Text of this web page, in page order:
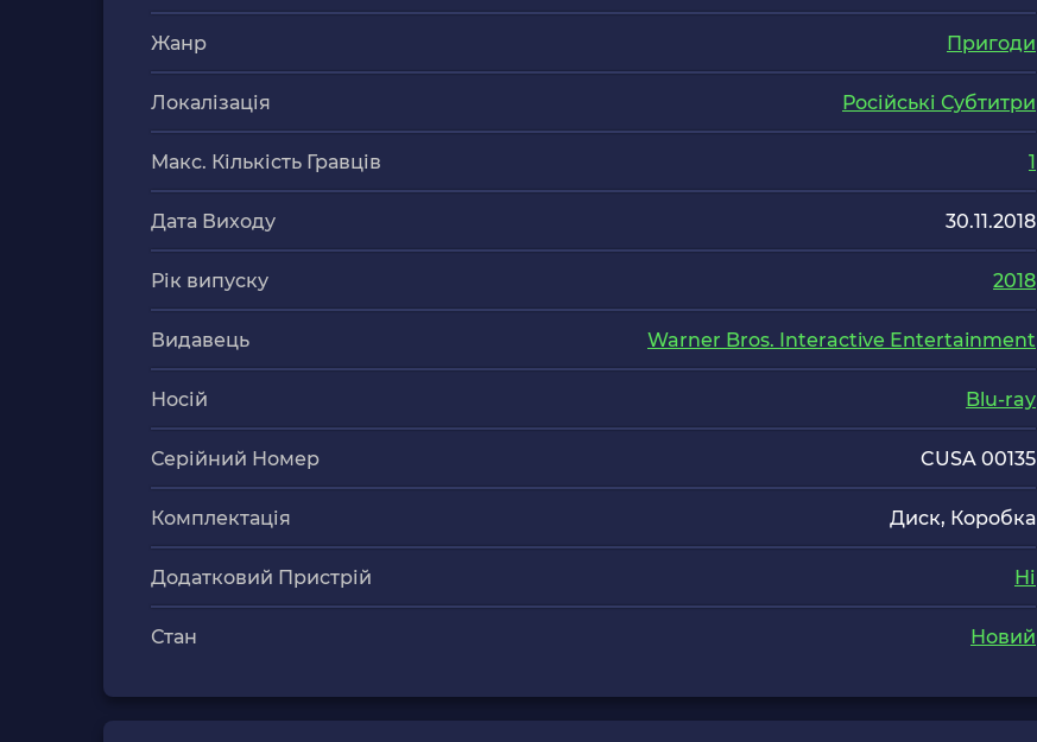
Жанр Пригоди
Локалізація Російські Субтитри
Макс. Кількість Гравців 1
Дата Виходу 30.11.2018
Рік випуску 2018
Видавець Warner Bros. Interactive Entertainment
Носій Blu-ray
Серійний Номер CUSA 00135
Комплектація Диск, Коробка
Додатковий Пристрій Ні
Стан Новий